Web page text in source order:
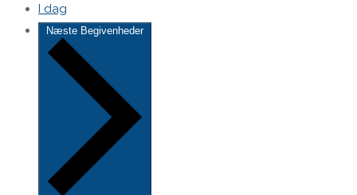
I dag
Næste Begivenheder